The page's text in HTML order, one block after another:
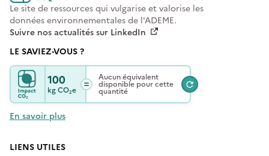
Le site de ressources qui vulgarise et valorise les
données environnementales de l'ADEME.
Suivre nos actualités sur LinkedIn
LE SAVIEZ-VOUS ?
100
kgCO₂e
Aucun équivalent
disponible pour cette
quantité
En savoir plus
LIENS UTILES